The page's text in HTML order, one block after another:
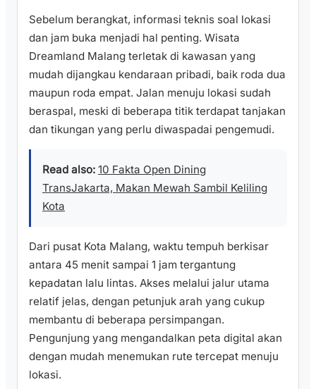
Sebelum berangkat, informasi teknis soal lokasi
dan jam buka menjadi hal penting. Wisata
Dreamland Malang terletak di kawasan yang
mudah dijangkau kendaraan pribadi, baik roda dua
maupun roda empat. Jalan menuju lokasi sudah
beraspal, meski di beberapa titik terdapat tanjakan
dan tikungan yang perlu diwaspadai pengemudi.
Read also: 10 Fakta Open Dining
TransJakarta, Makan Mewah Sambil Keliling
Kota
Dari pusat Kota Malang, waktu tempuh berkisar
antara 45 menit sampai 1 jam tergantung
kepadatan lalu lintas. Akses melalui jalur utama
relatif jelas, dengan petunjuk arah yang cukup
membantu di beberapa persimpangan.
Pengunjung yang mengandalkan peta digital akan
dengan mudah menemukan rute tercepat menuju
lokasi.